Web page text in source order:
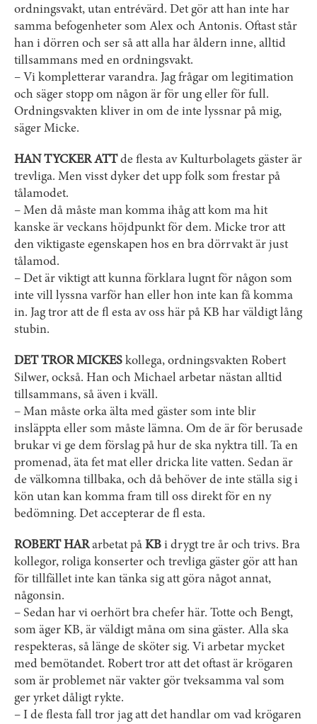
ordningsvakt, utan entrévärd. Det gör att han inte har
samma befogenheter som Alex och Antonis. Oftast står
han i dörren och ser så att alla har åldern inne, alltid
tillsammans med en ordningsvakt.
– Vi kompletterar varandra. Jag frågar om legitimation
och säger stopp om någon är för ung eller för full.
Ordningsvakten kliver in om de inte lyssnar på mig,
säger Micke.
HAN TYCKER ATTde flesta av Kulturbolagets gäster är
trevliga. Men visst dyker det upp folk som frestar på
tålamodet.
– Men då måste man komma ihåg att kom ma hit
kanske är veckans höjdpunkt för dem. Micke tror att
den viktigaste egenskapen hos en bra dörrvakt är just
tålamod.
– Det är viktigt att kunna förklara lugnt för någon som
inte vill lyssna varför han eller hon inte kan få komma
in. Jag tror att de fl esta av oss här på KB har väldigt lång
stubin.
DET TROR MICKES kollega, ordningsvakten Robert
Silwer, också. Han och Michael arbetar nästan alltid
tillsammans, så även i kväll.
– Man måste orka älta med gäster som inte blir
insläppta eller som måste lämna. Om de är för berusade
brukar vi ge dem förslag på hur de ska nyktra till. Ta en
promenad, äta fet mat eller dricka lite vatten. Sedan är
de välkomna tillbaka, och då behöver de inte ställa sig i
kön utan kan komma fram till oss direkt för en ny
bedömning. Det accepterar de fl esta.
ROBERT HARarbetat på KB i drygt tre år och trivs. Bra
kollegor, roliga konserter och trevliga gäster gör att han
för tillfället inte kan tänka sig att göra något annat,
någonsin.
– Sedan har vi oerhört bra chefer här. Totte och Bengt,
som äger KB, är väldigt måna om sina gäster. Alla ska
respekteras, så länge de sköter sig. Vi arbetar mycket
med bemötandet. Robert tror att det oftast är krögaren
som är problemet när vakter gör tveksamma val som
ger yrket dåligt rykte.
– I de flesta fall tror jag att det handlar om vad krögaren